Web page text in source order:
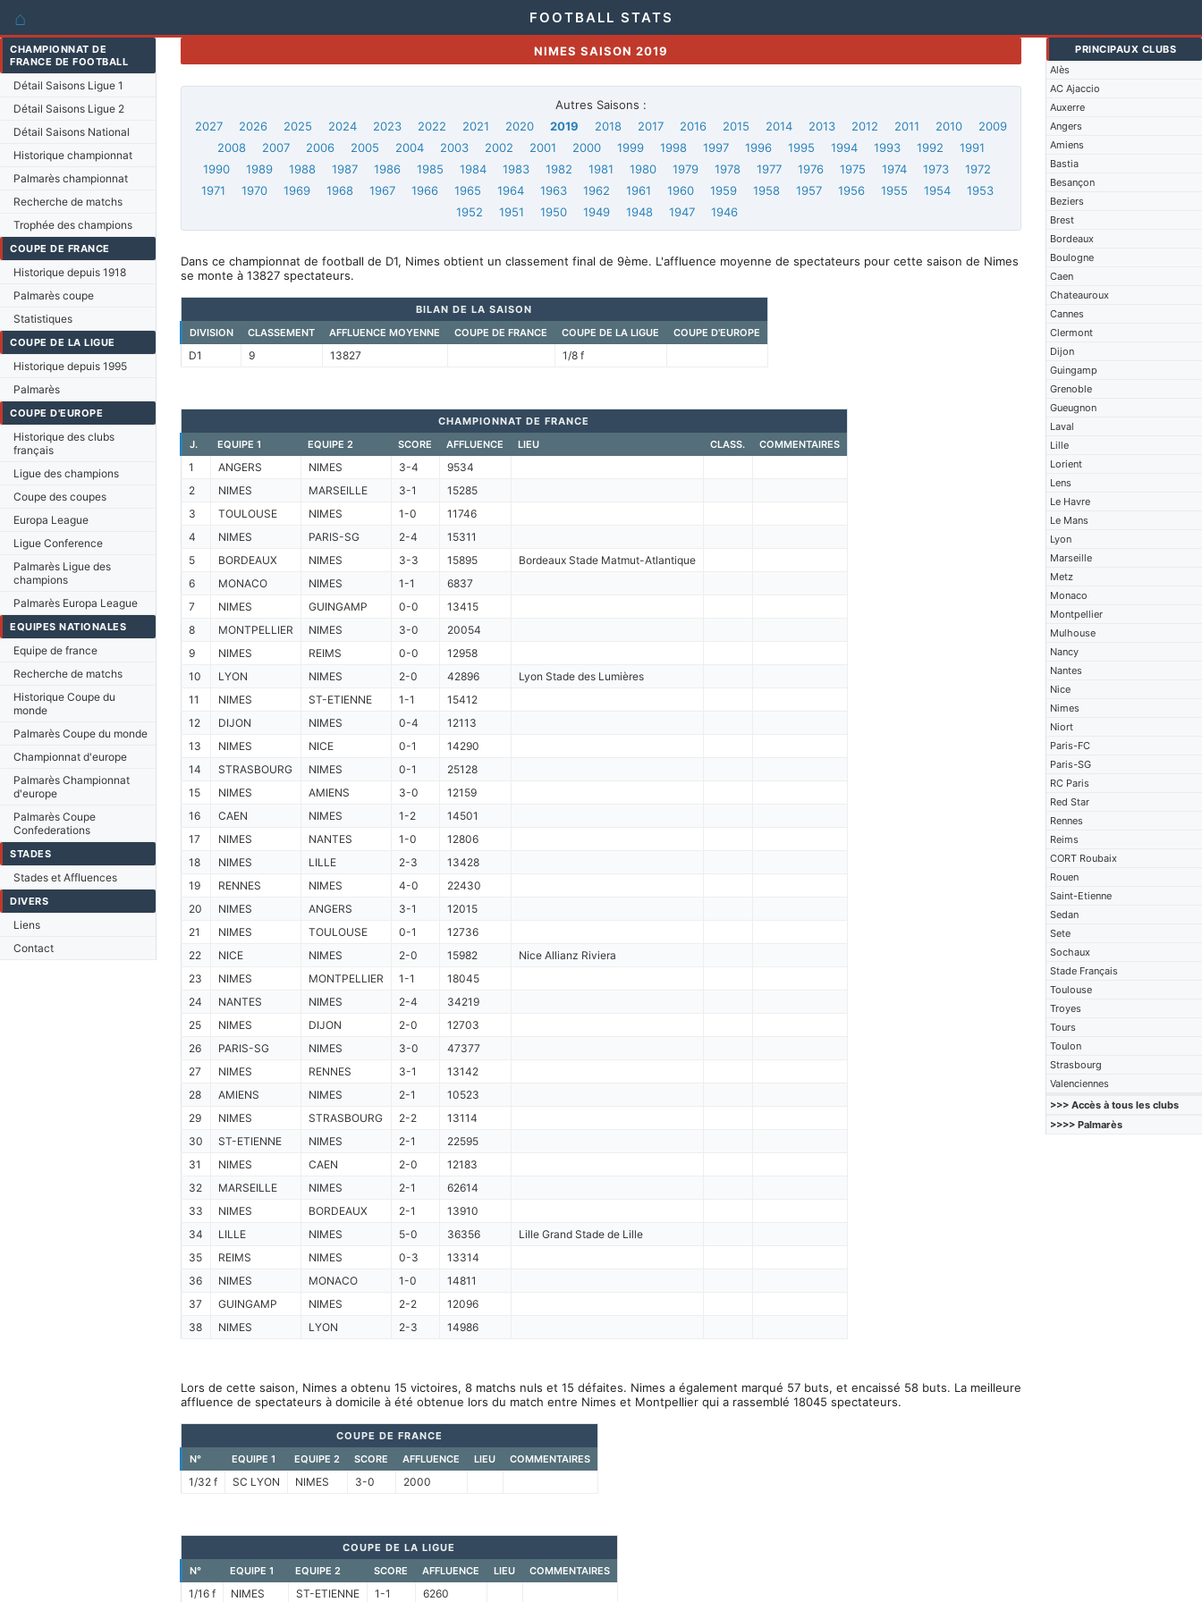
⌂ FOOTBALL STATS
CHAMPIONNAT DE
FRANCE DE FOOTBALL
Détail Saisons Ligue 1
Détail Saisons Ligue 2
Détail Saisons National
Historique championnat
Palmarès championnat
Recherche de matchs
Trophée des champions
COUPE DE FRANCE
Historique depuis 1918
Palmarès coupe
Statistiques
COUPE DE LA LIGUE
Historique depuis 1995
Palmarès
COUPE D'EUROPE
Historique des clubs
français
Ligue des champions
Coupe des coupes
Europa League
Ligue Conference
Palmarès Ligue des
champions
Palmarès Europa League
EQUIPES NATIONALES
Equipe de france
Recherche de matchs
Historique Coupe du
monde
Palmarès Coupe du monde
Championnat d'europe
Palmarès Championnat
d'europe
Palmarès Coupe
Confederations
STADES
Stades et Affluences
DIVERS
Liens
Contact
PRINCIPAUX CLUBS
Alès
AC Ajaccio
Auxerre
Angers
Amiens
Bastia
Besançon
Beziers
Brest
Bordeaux
Boulogne
Caen
Chateauroux
Cannes
Clermont
Dijon
Guingamp
Grenoble
Gueugnon
Laval
Lille
Lorient
Lens
Le Havre
Le Mans
Lyon
Marseille
Metz
Monaco
Montpellier
Mulhouse
Nancy
Nantes
Nice
Nimes
Niort
Paris-FC
Paris-SG
RC Paris
Red Star
Rennes
Reims
CORT Roubaix
Rouen
Saint-Etienne
Sedan
Sete
Sochaux
Stade Français
Toulouse
Troyes
Tours
Toulon
Strasbourg
Valenciennes
>>> Accès à tous les clubs
>>>> Palmarès
NIMES SAISON 2019
Autres Saisons :
2027
2026 2025 2024 2023 2022 2021 2020 2019 2018 2017 2016 2015 2014 2013 2012 2011 2010
2009
2008
2007 2006 2005 2004 2003 2002 2001 2000 1999 1998 1997 1996 1995 1994 1993 1992
1991
1990
1989 1988 1987 1986 1985 1984 1983 1982 1981 1980 1979 1978 1977 1976 1975 1974 1973
1972
1971
1970 1969 1968 1967 1966 1965 1964 1963 1962 1961 1960 1959 1958 1957 1956 1955 1954
1953
1952
1951 1950 1949 1948 1947 1946
Dans ce championnat de football de D1, Nimes obtient un classement final de 9ème. L'affluence moyenne de spectateurs pour cette saison de Nimes
se monte à 13827 spectateurs.
BILAN DE LA SAISON
DIVISION
CLASSEMENT AFFLUENCE MOYENNE COUPE DE FRANCE COUPE DE LA LIGUE COUPE D'EUROPE
D1 9 13827 1/8 f
CHAMPIONNAT DE FRANCE
J.
EQUIPE 1 EQUIPE 2 SCORE AFFLUENCE LIEU CLASS. COMMENTAIRES
1 ANGERS NIMES 3-4
9534
2
NIMES MARSEILLE 3-1
15285
3
TOULOUSE NIMES 1-0
11746
4
NIMES PARIS-SG 2-4
15311
5
BORDEAUX NIMES 3-3 15895
Bordeaux Stade Matmut-Atlantique
6
MONACO NIMES 1-1
6837
7
NIMES GUINGAMP 0-0
13415
8
MONTPELLIER NIMES 3-0
20054
9
NIMES REIMS 0-0
12958
10
LYON NIMES 2-0 42896
Lyon Stade des Lumières
11
NIMES ST-ETIENNE 1-1
15412
12
DIJON NIMES 0-4
12113
13
NIMES NICE 0-1
14290
14
STRASBOURG NIMES 0-1
25128
15
NIMES AMIENS 3-0
12159
16
CAEN NIMES 1-2
14501
17
NIMES NANTES 1-0
12806
18
NIMES LILLE 2-3
13428
19
RENNES NIMES 4-0
22430
20
NIMES ANGERS 3-1
12015
21
NIMES TOULOUSE 0-1
12736
22
NICE NIMES 2-0 15982
Nice Allianz Riviera
23
NIMES MONTPELLIER 1-1
18045
24
NANTES NIMES 2-4
34219
25
NIMES DIJON 2-0
12703
26
PARIS-SG NIMES 3-0
47377
27
NIMES RENNES 3-1
13142
28
AMIENS NIMES 2-1
10523
29
NIMES STRASBOURG 2-2
13114
30
ST-ETIENNE NIMES 2-1
22595
31
NIMES CAEN 2-0
12183
32
MARSEILLE NIMES 2-1
62614
33
NIMES BORDEAUX 2-1
13910
34
LILLE NIMES 5-0 36356
Lille Grand Stade de Lille
35
REIMS NIMES 0-3
13314
36
NIMES MONACO 1-0
14811
37
GUINGAMP NIMES 2-2
12096
38
NIMES LYON 2-3 14986
Lors de cette saison, Nimes a obtenu 15 victoires, 8 matchs nuls et 15 défaites. Nimes a également marqué 57 buts, et encaissé 58 buts. La meilleure
affluence de spectateurs à domicile à été obtenue lors du match entre Nimes et Montpellier qui a rassemblé 18045 spectateurs.
COUPE DE FRANCE
N°
EQUIPE 1 EQUIPE 2 SCORE AFFLUENCE LIEU COMMENTAIRES
1/32 f SC LYON NIMES 3-0 2000
COUPE DE LA LIGUE
N°
EQUIPE 1 EQUIPE 2 SCORE AFFLUENCE LIEU COMMENTAIRES
1/16 f NIMES ST-ETIENNE 1-1 6260